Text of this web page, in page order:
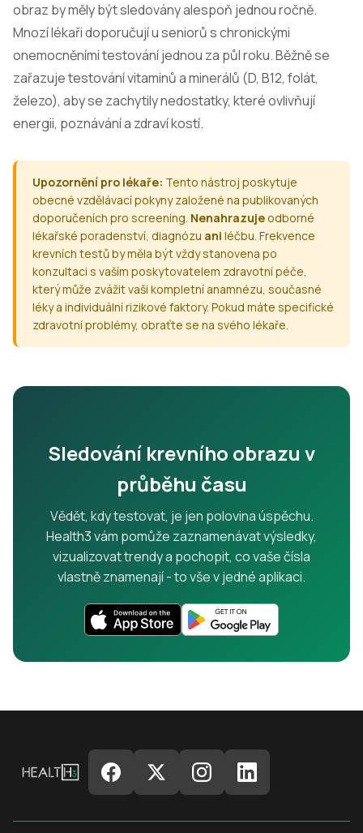
obraz by měly být sledovány alespoň jednou ročně.
Mnozí lékaři doporučují u seniorů s chronickými
onemocněními testování jednou za půl roku. Běžně se
zařazuje testování vitaminů a minerálů (D, B12, folát,
železo), aby se zachytily nedostatky, které ovlivňují
energii, poznávání a zdraví kostí.
Upozornění pro lékaře: Tento nástroj poskytuje
obecné vzdělávací pokyny založené na publikovaných
doporučeních pro screening. Nenahrazuje odborné
lékařské poradenství, diagnózu ani léčbu. Frekvence
krevních testů by měla být vždy stanovena po
konzultaci s vaším poskytovatelem zdravotní péče,
který může zvážit vaši kompletní anamnézu, současné
léky a individuální rizikové faktory. Pokud máte specifické
zdravotní problémy, obraťte se na svého lékaře.
Sledování krevního obrazu v
průběhu času
Vědět, kdy testovat, je jen polovina úspěchu.
Health3 vám pomůže zaznamenávat výsledky,
vizualizovat trendy a pochopit, co vaše čísla
vlastně znamenají - to vše v jedné aplikaci.